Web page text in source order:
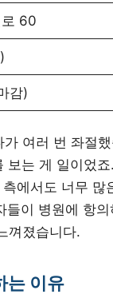
60
감)
여러 번 좌절
보는 게 일이었
에서도 너무
이 병원에 항
껴졌습니다.
는 이유